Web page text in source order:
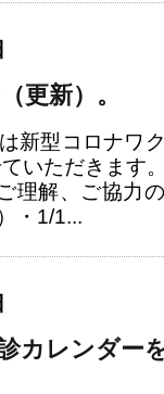
更新）。
型コロナワ
ていただきま
解、ご協力の
・1/1...
カレンダー